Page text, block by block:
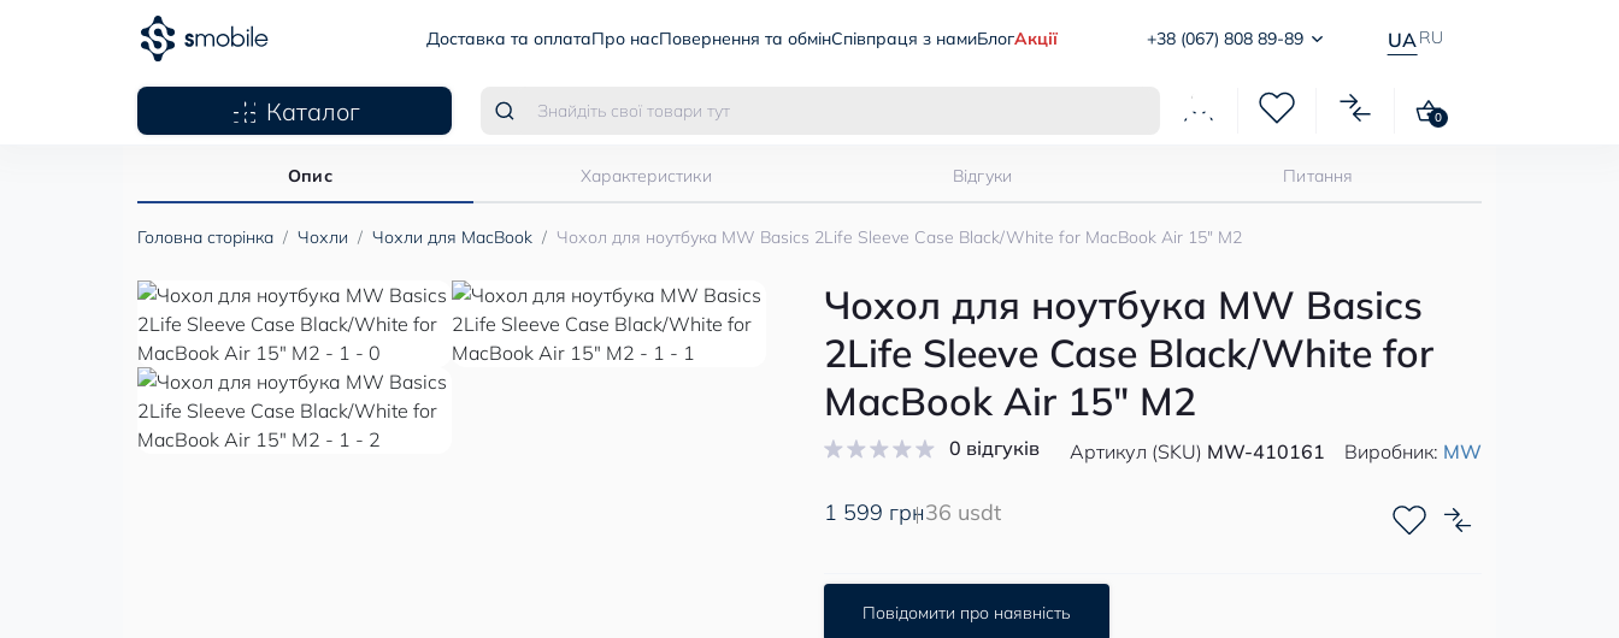
Доставка та оплатаПро насПовернення та обмінСпівпраця з намиБлогАкції +38 (067) 808 89-89 UA RU
Каталог 0
Головна сторінка Чохли Чохли для MacBook Чохол для ноутбука MW Basics 2Life Sleeve Case Black/White for MacBook Air 15" M2
Опис Характеристики Відгуки Питання
Чохол для ноутбука MW Basics
2Life Sleeve Case Black/White for
MacBook Air 15" M2
0 відгуків Артикул (SKU) MW-410161 Виробник: MW
1 599 грн36 usdt
Повідомити про наявність